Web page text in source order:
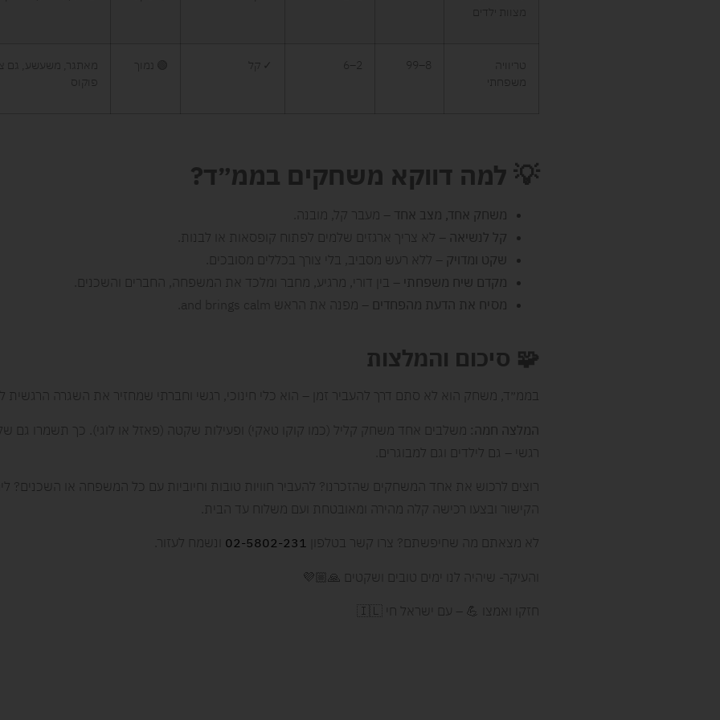
מצוות ילדים
טריוויה
משפחתי
8–99
2–6 ✓ קל 🟢 נמוך
מאתגר, משעשע, גם
פוקוס
💡 למה דווקא משחקים בממ״ד?
משחק אחד, מצב אחד – מעבר קל, מובנה.
קל לנשיאה – לא צריך ארגזים שלמים לפתוח קופסאות או לבנות.
שקט ומדויק – ללא רעש מסביב, בלי צורך בכללים מסובכים.
מקדם שיח משפחתי – בין דורי, מרגיע, מחבר ומלכד את המשפחה, החברים והשכנים.
מסיח את הדעת מהפחדים – מפנה את הראש and brings calm.
🧩 סיכום והמלצות
בממ״ד, משחק הוא לא סתם דרך להעביר זמן – הוא כלי חינוכי, רגשי וחברתי שמחזיר את השגרה הרגשית
המלצה חמה : משלבים אחד משחק קליל (כמו קוקו טאקי) ופעילות שקטה (פאזל או לוגי). כך תשמרו גם שקט
רגשי – גם לילדים וגם למבוגרים.
רוצים לרכוש את אחד המשחקים שהזכרנו? להעביר חוויות טובות וחיוביות עם כל המשפחה או השכנים?
הקישור ובצעו רכישה קלה מהירה ומאובטחת ועם משלוח עד הבית.
לא מצאתם מה שחיפשתם? צרו קשר בטלפון 02-5802-231 ונשמח לעזור.
והעיקר- שיהיה לנו ימים טובים ושקטים 🙏🏼💜
חזקו ואמצו 💪 – עם ישראל חי 🇮🇱